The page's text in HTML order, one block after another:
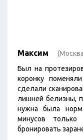
Максим
Был на
коронку
сделали
лишней белизны,
нужна была
минусов
бронировать